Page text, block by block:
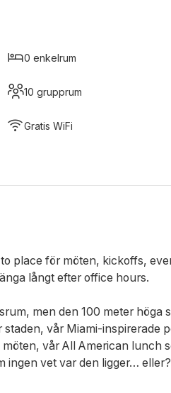
0 enkelrum
10 grupprum
Gratis WiFi
place för möten, kickoffs,
långt efter office hours.
men den 100 meter
vår Miami-inspirerade
vår All American lunch
ingen vet var den ligger… eller?